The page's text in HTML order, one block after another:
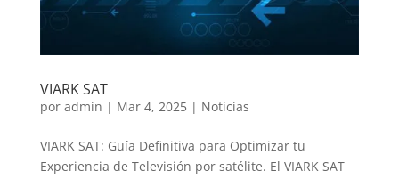
VIARK SAT
por admin | Mar 4, 2025| Noticias
VIARK SAT: Guía Definitiva para Optimizar tu
Experiencia de Televisión por satélite. El VIARK SAT